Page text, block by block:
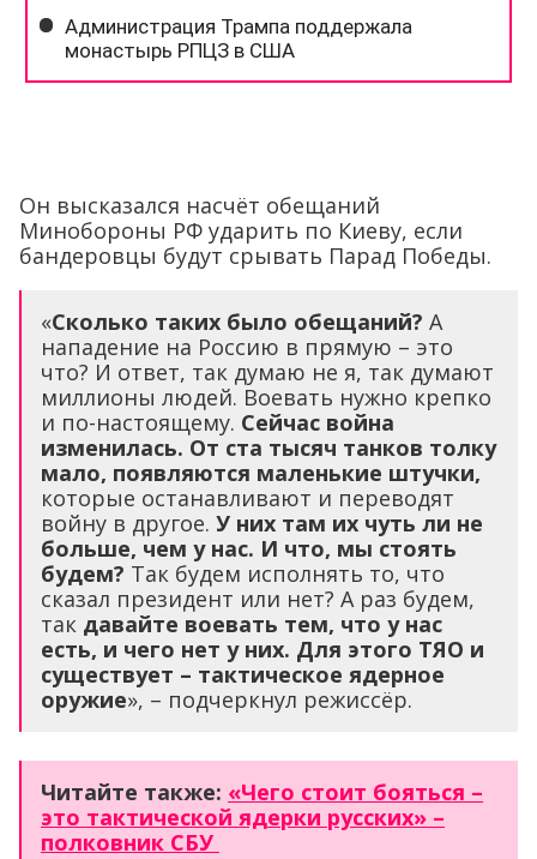
Он высказался насчёт обещаний
Минобороны РФ ударить по Киеву, если
бандеровцы будут срывать Парад Победы.
«Сколько таких было обещаний? А
нападение на Россию в прямую – это
что? И ответ, так думаю не я, так думают
миллионы людей. Воевать нужно крепко
и по-настоящему. Сейчас война
изменилась. От ста тысяч танков толку
мало, появляются маленькие штучки,
которые останавливают и переводят
войну в другое. У них там их чуть ли не
больше, чем у нас. И что, мы стоять
будем? Так будем исполнять то, что
сказал президент или нет? А раз будем,
так давайте воевать тем, что у нас
есть, и чего нет у них. Для этого ТЯО и
существует – тактическое ядерное
оружие», – подчеркнул режиссёр.
Читайте также: «Чего стоит бояться –
это тактической ядерки русских» –
полковник СБУ